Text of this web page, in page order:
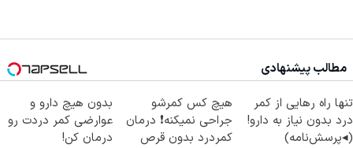
مطالب پیشنهادی
تنها راه رهایی از کمر
درد بدون نیاز به دارو!
(◂پرسش‌نامه)
هیچ کس کمرشو
جراحی نمیکنه❗ درمان
کمردرد بدون قرص
بدون هیچ دارو و
عوارضی کمر دردت رو
درمان کن!